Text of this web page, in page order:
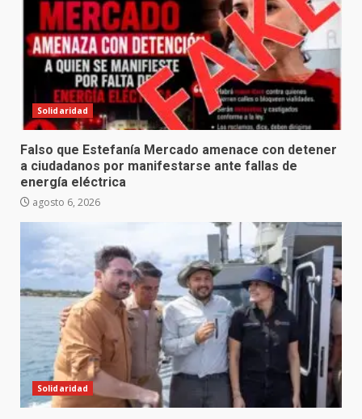
Solidaridad
Falso que Estefanía Mercado amenace con detener
a ciudadanos por manifestarse ante fallas de
energía eléctrica
agosto 6, 2026
Solidaridad